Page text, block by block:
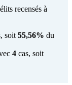
recensés à
soit 55,56% du
4 cas, soit